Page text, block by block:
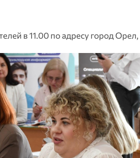
в 11.00 по адресу город